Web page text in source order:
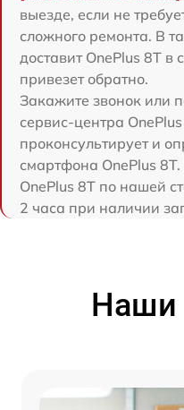
выезде, если не
сложного ремонта. В
доставит OnePlus 8T в
привезет обратно.
Закажите звонок или
сервис-центра
проконсультирует и
смартфона OnePlus
OnePlus 8T по нашей
2 часа при наличии
Наши